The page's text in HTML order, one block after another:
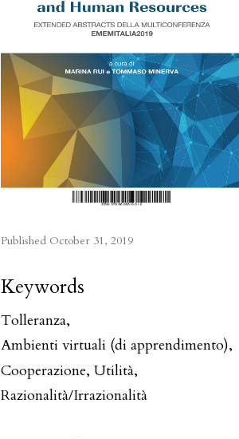
Published October 31, 2019
Keywords
Tolleranza,
Ambienti virtuali (di apprendimento),
Cooperazione, Utilità,
Razionalità/Irrazionalità